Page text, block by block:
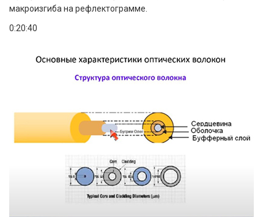
макроизгиба на рефлектограмме.
0:20:40